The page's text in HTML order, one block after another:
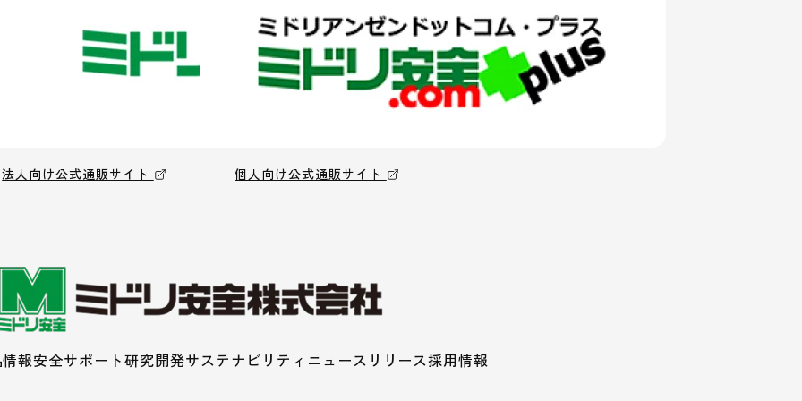
法人向け公式通販サイト 個人向け公式通販サイト
報安全サポート研究開発サステナビリティ ニュースリリース採用情報